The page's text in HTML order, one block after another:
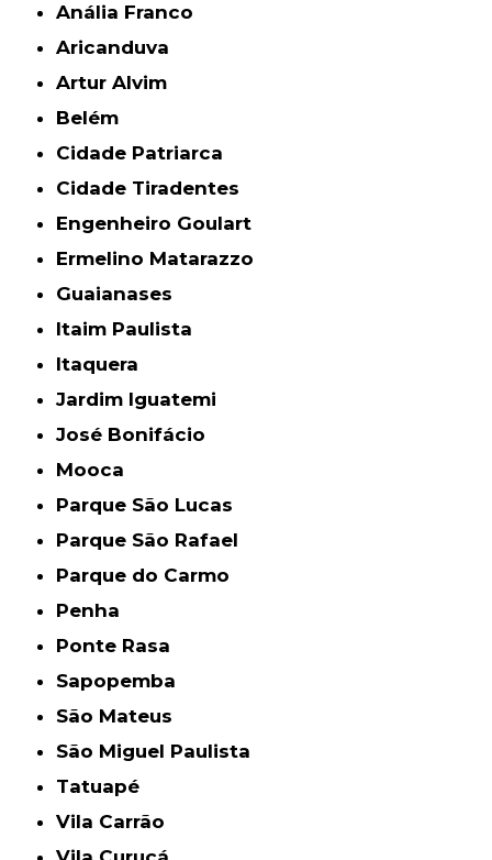
Anália Franco
Aricanduva
Artur Alvim
Belém
Cidade Patriarca
Cidade Tiradentes
Engenheiro Goulart
Ermelino Matarazzo
Guaianases
Itaim Paulista
Itaquera
Jardim Iguatemi
José Bonifácio
Mooca
Parque São Lucas
Parque São Rafael
Parque do Carmo
Penha
Ponte Rasa
Sapopemba
São Mateus
São Miguel Paulista
Tatuapé
Vila Carrão